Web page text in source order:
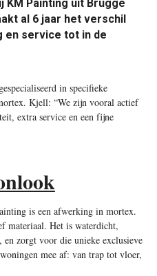
KM Painting uit Brugge
al 6 jaar het verschil
en service tot in de
in specifieke
Kjell: “We zijn vooral actief
extra service en een fijne
is een afwerking in mortex.
materiaal. Het is waterdicht,
zorgt voor die unieke exclusieve
mee af: van trap tot vloer,